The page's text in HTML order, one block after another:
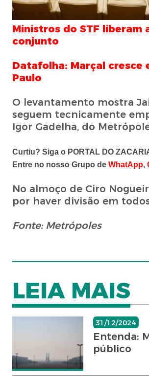
Ministros do STF liberam
conjunto
Datafolha: Marçal cresce
Paulo
O levantamento mostra
seguem tecnicamente
Igor Gadelha, do
Curtiu? Siga o PORTAL DO
Entre no nosso Grupo de WhatApp,
No almoço de Ciro
por haver divisão em
Fonte: Metrópoles
LEIA MAIS
31/12/2024
Entenda:
público